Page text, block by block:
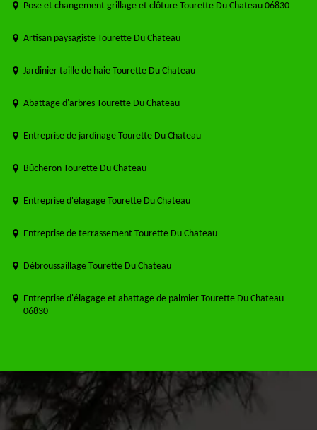
Pose et changement grillage et clôture Tourette Du Chateau 06830
Artisan paysagiste Tourette Du Chateau
Jardinier taille de haie Tourette Du Chateau
Abattage d'arbres Tourette Du Chateau
Entreprise de jardinage Tourette Du Chateau
Bûcheron Tourette Du Chateau
Entreprise d'élagage Tourette Du Chateau
Entreprise de terrassement Tourette Du Chateau
Débroussaillage Tourette Du Chateau
Entreprise d'élagage et abattage de palmier Tourette Du Chateau
06830